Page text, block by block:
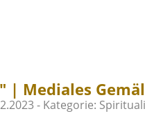
| Mediales
- Kategorie: